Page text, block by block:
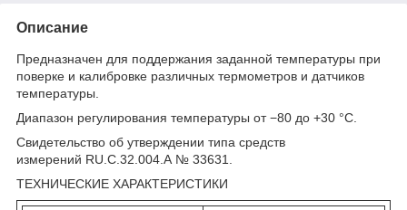
Описание
Предназначен для поддержания заданной температуры при
поверке и калибровке различных термометров и датчиков
температуры.
Диапазон регулирования температуры от −80 до +30 °С.
Свидетельство об утверждении типа средств
измерений RU.C.32.004.A № 33631.
ТЕХНИЧЕСКИЕ ХАРАКТЕРИСТИКИ